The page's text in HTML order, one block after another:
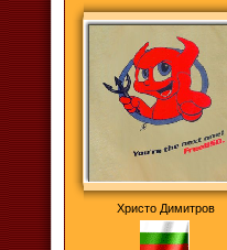
Христо Димитров